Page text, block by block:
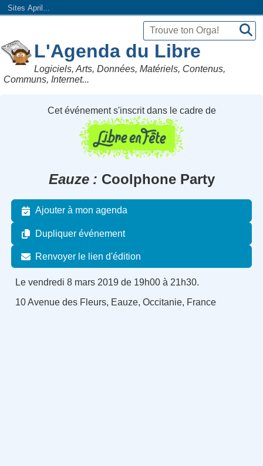
Sites April...
L'Agenda du Libre
Logiciels, Arts, Données, Matériels, Contenus,
Communs, Internet...
Cet événement s'inscrit dans le cadre de
Eauze Coolphone Party
Ajouter à mon agenda
Dupliquer événement
Renvoyer le lien d'édition
Le vendredi 8 mars 2019 de 19h00 à 21h30.
10 Avenue des Fleurs, Eauze, Occitanie, France